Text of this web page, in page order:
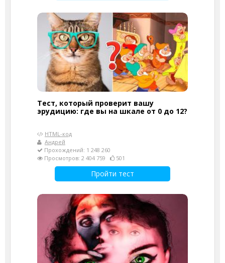
Тест, который проверит вашу
эрудицию: где вы на шкале от 0 до 12?
HTML-код
Андрей
Прохождений: 1 248 260
Просмотров: 2 404 759
501
Пройти тест